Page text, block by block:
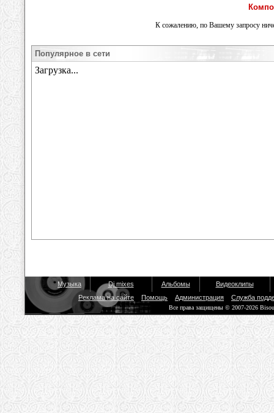
К сожалению, по Вашему запросу
Популярное в сети
Музыка Dj mixes Альбомы
Видеоклипы
Реклама на сайте
Помощь Администрация Служба
Все права защищены © 2007-2026